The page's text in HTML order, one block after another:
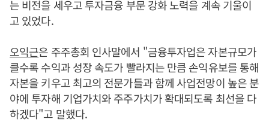
는 비전을 세우고 투자금융 부문 강화 노력을 계속 기울이
고 있었다.
오익근은 주주총회 인사말에서 "금융투자업은 자본규모가
클수록 수익과 성장 속도가 빨라지는 만큼 손익유보를 통해
자본을 키우고 최고의 전문가들과 함께 사업전망이 높은 분
야에 투자해 기업가치와 주주가치가 확대되도록 최선을 다
하겠다"고 말했다.